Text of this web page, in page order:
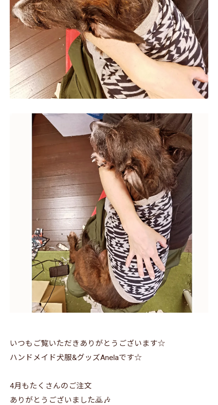
いつもご覧いただきありがとうございます☆
ハンドメイド犬服&グッズAnelaです☆
4月もたくさんのご注文
ありがとうございました🙇🎶